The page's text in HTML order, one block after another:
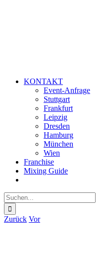
KONTAKT
Event-Anfrage
Stuttgart
Frankfurt
Leipzig
Dresden
Hamburg
München
Wien
Franchise
Mixing Guide
Suche
nach:
Zurück Vor